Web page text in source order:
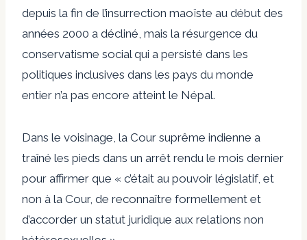
depuis la fin de l’insurrection maoïste au début des
années 2000 a décliné, mais la résurgence du
conservatisme social qui a persisté dans les
politiques inclusives dans les pays du monde
entier n’a pas encore atteint le Népal.
Dans le voisinage, la Cour suprême indienne a
traîné les pieds dans un arrêt rendu le mois dernier
pour affirmer que « c’était au pouvoir législatif, et
non à la Cour, de reconnaître formellement et
d’accorder un statut juridique aux relations non